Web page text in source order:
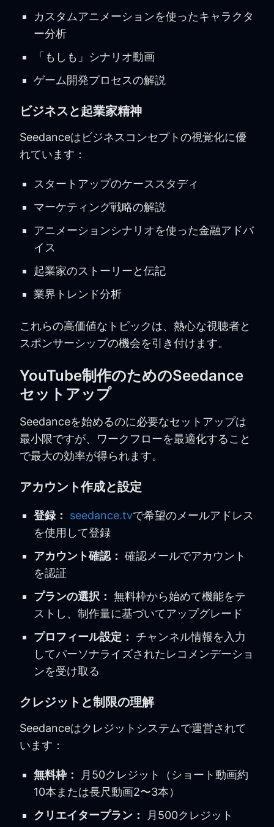
カスタムアニメーションを使ったキャラクタ
ー分析
「もしも」シナリオ動画
ゲーム開発プロセスの解説
ビジネスと起業家精神
Seedanceはビジネスコンセプトの視覚化に優
れています：
スタートアップのケーススタディ
マーケティング戦略の解説
アニメーションシナリオを使った金融アドバ
イス
起業家のストーリーと伝記
業界トレンド分析
これらの高価値なトピックは、熱心な視聴者と
スポンサーシップの機会を引き付けます。
YouTube制作のためのSeedance
セットアップ
Seedanceを始めるのに必要なセットアップは
最小限ですが、ワークフローを最適化すること
で最大の効率が得られます。
アカウント作成と設定
登録： seedance.tvで希望のメールアドレス
を使用して登録
アカウント確認： 確認メールでアカウント
を認証
プランの選択： 無料枠から始めて機能をテ
ストし、制作量に基づいてアップグレード
プロフィール設定：
チャンネル情報を入力
してパーソナライズされたレコメンデーショ
ンを受け取る
クレジットと制限の理解
Seedanceはクレジットシステムで運営されて
います：
無料枠：
月50クレジット（ショート動画約
10本または長尺動画2〜3本）
クリエイタープラン：
月500クレジット